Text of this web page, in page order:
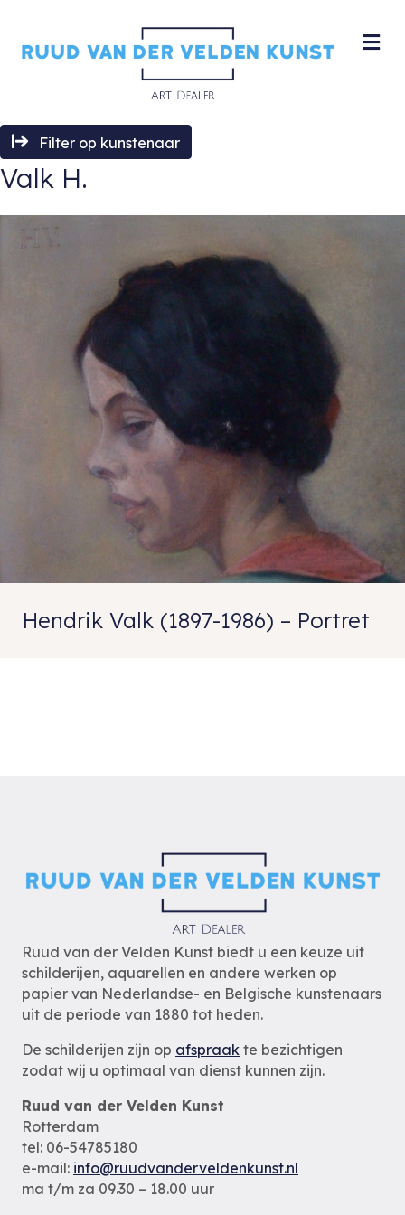
Filter op kunstenaar
Valk H.
Hendrik Valk (1897-1986) – Portret
Ruud van der Velden Kunst biedt u een keuze uit
schilderijen, aquarellen en andere werken op
papier van Nederlandse- en Belgische kunstenaars
uit de periode van 1880 tot heden.
De schilderijen zijn op afspraak te bezichtigen
zodat wij u optimaal van dienst kunnen zijn.
Ruud van der Velden Kunst
Rotterdam
tel: 06-54785180
e-mail: info@ruudvanderveldenkunst.nl
ma t/m za 09.30 – 18.00 uur